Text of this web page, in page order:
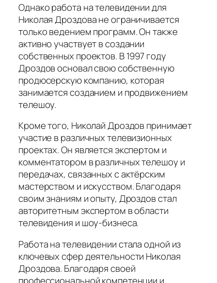
Однако работа на телевидении для
Николая Дроздова не ограничивается
только ведением программ. Он также
активно участвует в создании
собственных проектов. В 1997 году
Дроздов основал свою собственную
продюсерскую компанию, которая
занимается созданием и продвижением
телешоу.
Кроме того, Николай Дроздов принимает
участие в различных телевизионных
проектах. Он является экспертом и
комментатором в различных телешоу и
передачах, связанных с актёрским
мастерством и искусством. Благодаря
своим знаниям и опыту, Дроздов стал
авторитетным экспертом в области
телевидения и шоу-бизнеса.
Работа на телевидении стала одной из
ключевых сфер деятельности Николая
Дроздова. Благодаря своей